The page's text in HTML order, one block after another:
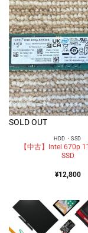
SOLD OUT
HDD・SSD
【中古】Intel 670p
SSD
¥12,800